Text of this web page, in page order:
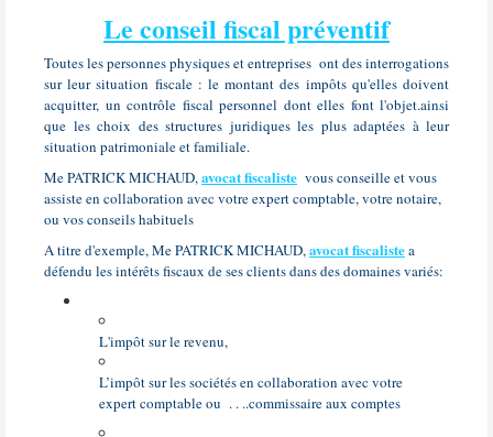
Le conseil fiscal préventif
Toutes les personnes physiques et entreprises ont des interrogations
sur leur situation fiscale : le montant des impôts qu'elles doivent
acquitter, un contrôle fiscal personnel dont elles font l'objet.ainsi
que les choix des structures juridiques les plus adaptées à leur
situation patrimoniale et familiale.
Me PATRICK MICHAUD, avocat fiscaliste vous conseille et vous
assiste en collaboration avec votre expert comptable, votre notaire,
ou vos conseils habituels
A titre d'exemple, Me PATRICK MICHAUD,avocat fiscalistea
défendu les intérêts fiscaux de ses clients dans des domaines variés:
L'impôt sur le revenu,
L’impôt sur les sociétés en collaboration avec votre
expert comptable ou . . ..commissaire aux comptes